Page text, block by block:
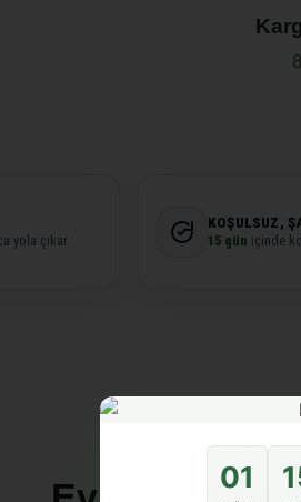
yola çıkar.
KOŞULSUZ,
15 gün içinde
01